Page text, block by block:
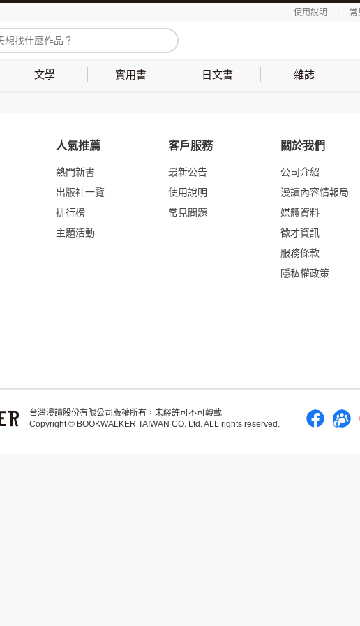
使用說明 常
文學 實用書 日文書 雜誌
人氣推薦
熱門新書
出版社一覽
排行榜
主題活動
客戶服務
最新公告
使用說明
常見問題
關於我們
公司介紹
漫讀內容情報局
媒體資料
徵才資訊
服務條款
隱私權政策
台灣漫讀股份有限公司版權所有，未經許可不可轉載
Copyright © BOOKWALKER TAIWAN CO. Ltd. ALL rights reserved.